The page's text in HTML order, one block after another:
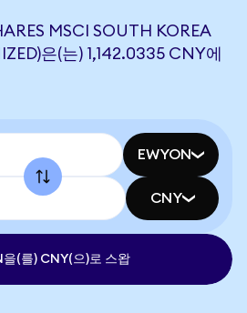
MSCI SOUTH KOREA
은(는) 1,142.0335 CNY에
EWYON
CNY
을(를) CNY(으)로 스왑